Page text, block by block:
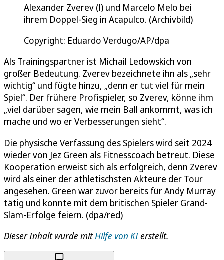
Alexander Zverev (l) und Marcelo Melo bei
ihrem Doppel-Sieg in Acapulco. (Archivbild)
Copyright: Eduardo Verdugo/AP/dpa
Als Trainingspartner ist Michail Ledowskich von
großer Bedeutung. Zverev bezeichnete ihn als „sehr
wichtig“ und fügte hinzu, „denn er tut viel für mein
Spiel“. Der frühere Profispieler, so Zverev, könne ihm
„viel darüber sagen, wie mein Ball ankommt, was ich
mache und wo er Verbesserungen sieht“.
Die physische Verfassung des Spielers wird seit 2024
wieder von Jez Green als Fitnesscoach betreut. Diese
Kooperation erweist sich als erfolgreich, denn Zverev
wird als einer der athletischsten Akteure der Tour
angesehen. Green war zuvor bereits für Andy Murray
tätig und konnte mit dem britischen Spieler Grand-
Slam-Erfolge feiern. (dpa/red)
Dieser Inhalt wurde mitHilfe von KIerstellt.